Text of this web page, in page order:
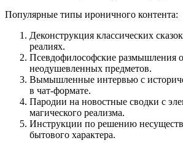
Популярные типы ироничного контента:
Деконструкция классических
реалиях.
Псевдофилософские размышления
неодушевленных предметов.
Вымышленные интервью с
в чат-формате.
Пародии на новостные сводки с
магического реализма.
Инструкции по решению
бытового характера.